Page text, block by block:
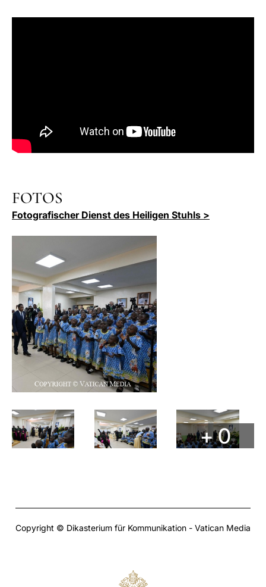
FOTOS
Fotografischer Dienst des Heiligen Stuhls >
+ 0
Copyright © Dikasterium für Kommunikation - Vatican Media